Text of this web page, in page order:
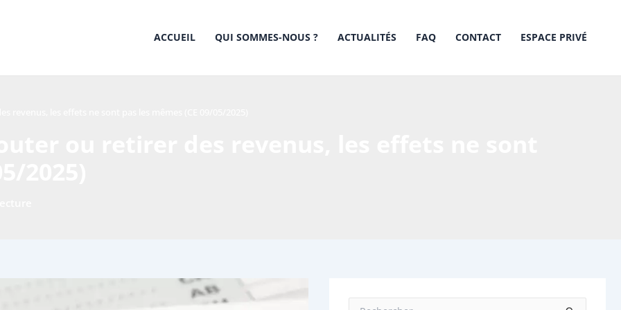
ACCUEIL QUI SOMMES-NOUS ? ACTUALITÉS FAQ CONTACT ESPACE PRIVÉ